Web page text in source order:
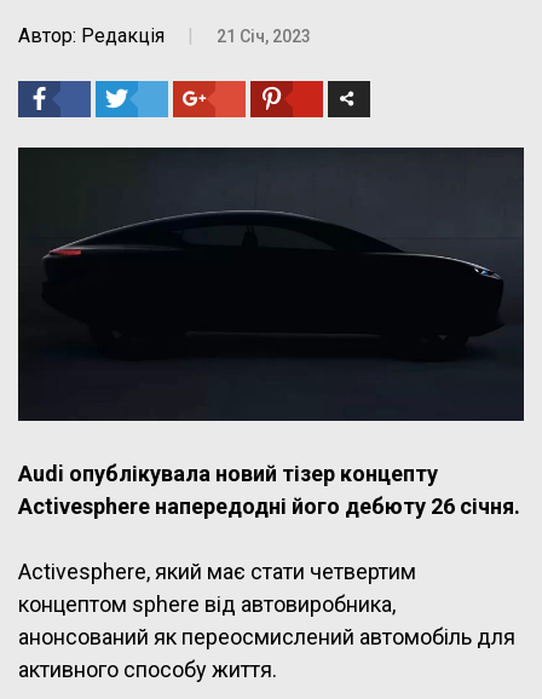
Автор: Редакція | 21 Січ, 2023
Audi опублікувала новий тізер концепту
Activesphere напередодні його дебюту 26 січня.
Activesphere, який має стати четвертим
концептом sphere від автовиробника,
анонсований як переосмислений автомобіль для
активного способу життя.